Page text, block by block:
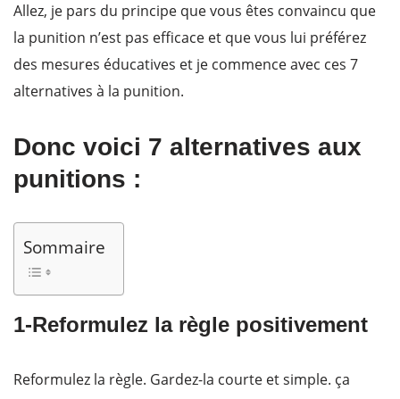
Allez, je pars du principe que vous êtes convaincu que
la punition n’est pas efficace et que vous lui préférez
des mesures éducatives et je commence avec ces 7
alternatives à la punition.
Donc voici 7 alternatives aux
punitions :
Sommaire
1-Reformulez la règle positivement
Reformulez la règle. Gardez-la courte et simple. ça